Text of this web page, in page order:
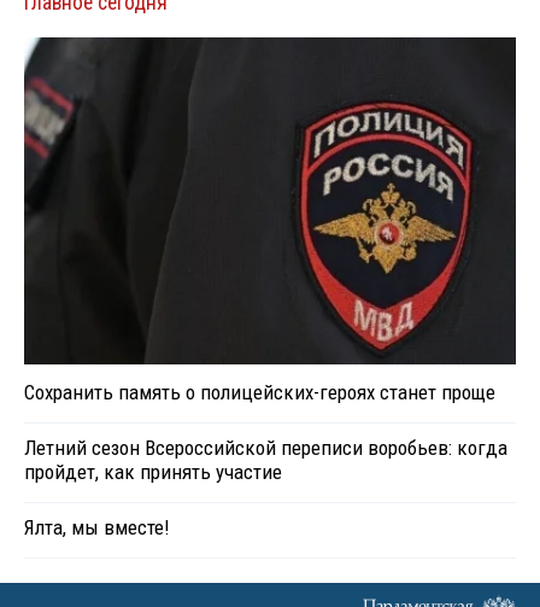
Сохранить память о полицейских-героях станет проще
Летний сезон Всероссийской переписи воробьев: когда
пройдет, как принять участие
Ялта, мы вместе!